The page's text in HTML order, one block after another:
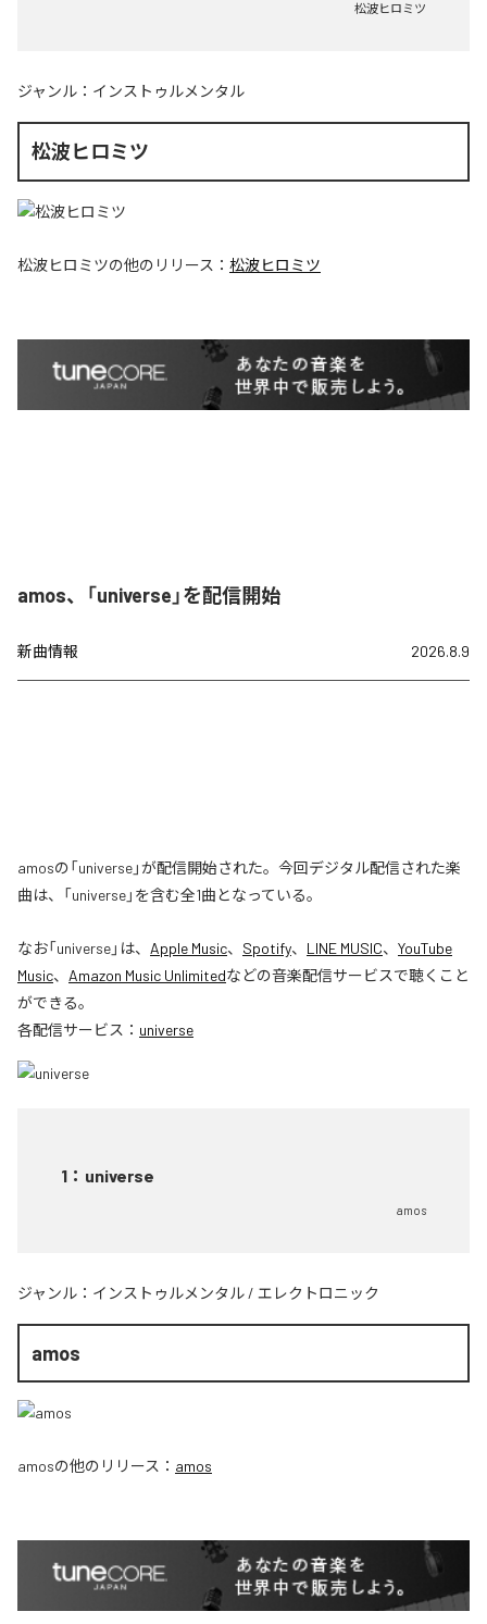
松波ヒロミツ
ジャンル： インストゥルメンタル
松波ヒロミツ
松波ヒロミツの他のリリース： 松波ヒロミツ
amos、「universe」を配信開始
新曲情報 2026.8.9
amosの「universe」が配信開始された。今回デジタル配信された楽
曲は、「universe」を含む全1曲となっている。
なお「universe」は、 Apple Music、 Spotify、 LINE MUSIC、 YouTube
Music、 Amazon Music Unlimitedなどの音楽配信サービスで聴くこと
ができる。
各配信サービス： universe
1 ： universe
amos
ジャンル： インストゥルメンタル / エレクトロニック
amos
amosの他のリリース： amos